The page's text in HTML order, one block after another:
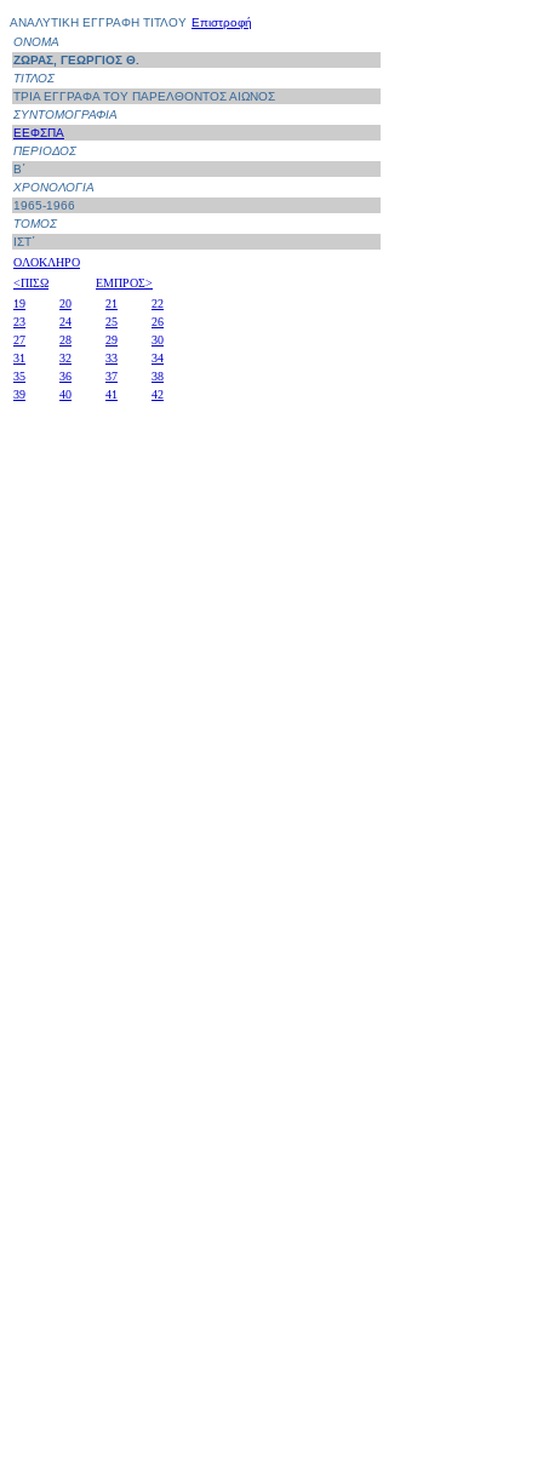
ΑΝΑΛΥΤΙΚΗ ΕΓΓΡΑΦΗ ΤΙΤΛΟΥ Επιστροφή
ΟΝΟΜΑ
ΖΩΡΑΣ, ΓΕΩΡΓΙΟΣ Θ.
ΤΙΤΛΟΣ
ΤΡΙΑ ΕΓΓΡΑΦΑ ΤΟΥ ΠΑΡΕΛΘΟΝΤΟΣ ΑΙΩΝΟΣ
ΣΥΝΤΟΜΟΓΡΑΦΙΑ
ΕΕΦΣΠΑ
ΠΕΡΙΟΔΟΣ
Β΄
ΧΡΟΝΟΛΟΓΙΑ
1965-1966
ΤΟΜΟΣ
ΙΣΤ΄
ΟΛΟΚΛΗΡΟ
<ΠΙΣΩ
ΕΜΠΡΟΣ>
19
20 21
22
23
24 25
26
27
28 29
30
31
32 33
34
35
36 37
38
39
40 41 42